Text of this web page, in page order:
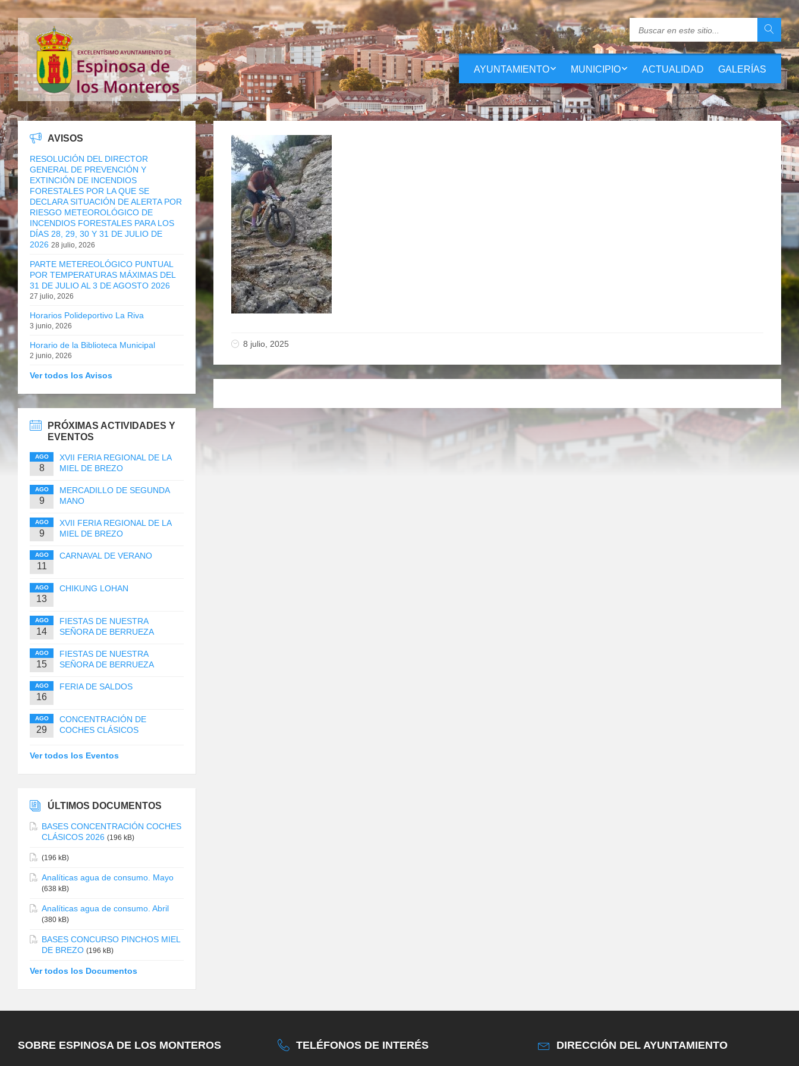
AYUNTAMIENTO MUNICIPIO ACTUALIDAD GALERÍAS
8 julio, 2025
AVISOS
RESOLUCIÓN DEL DIRECTOR
GENERAL DE PREVENCIÓN Y
EXTINCIÓN DE INCENDIOS
FORESTALES POR LA QUE SE
DECLARA SITUACIÓN DE ALERTA POR
RIESGO METEOROLÓGICO DE
INCENDIOS FORESTALES PARA LOS
DÍAS 28, 29, 30 Y 31 DE JULIO DE
2026 28 julio, 2026
PARTE METEREOLÓGICO PUNTUAL
POR TEMPERATURAS MÁXIMAS DEL
31 DE JULIO AL 3 DE AGOSTO 2026
27 julio, 2026
Horarios Polideportivo La Riva
3 junio, 2026
Horario de la Biblioteca Municipal
2 junio, 2026
Ver todos los Avisos
PRÓXIMAS ACTIVIDADES Y
EVENTOS
AGO
8
XVII FERIA REGIONAL DE LA
MIEL DE BREZO
AGO
9
MERCADILLO DE SEGUNDA
MANO
AGO
9
XVII FERIA REGIONAL DE LA
MIEL DE BREZO
AGO
11
CARNAVAL DE VERANO
AGO
13
CHIKUNG LOHAN
AGO
14
FIESTAS DE NUESTRA
SEÑORA DE BERRUEZA
AGO
15
FIESTAS DE NUESTRA
SEÑORA DE BERRUEZA
AGO
16
FERIA DE SALDOS
AGO
29
CONCENTRACIÓN DE
COCHES CLÁSICOS
Ver todos los Eventos
ÚLTIMOS DOCUMENTOS
BASES CONCENTRACIÓN COCHES
CLÁSICOS 2026 (196 kB)
(196 kB)
Analíticas agua de consumo. Mayo
(638 kB)
Analíticas agua de consumo. Abril
(380 kB)
BASES CONCURSO PINCHOS MIEL
DE BREZO (196 kB)
Ver todos los Documentos
SOBRE ESPINOSA DE LOS MONTEROS TELÉFONOS DE INTERÉS DIRECCIÓN DEL AYUNTAMIENTO